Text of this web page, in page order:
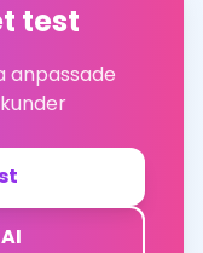
test
anpassade